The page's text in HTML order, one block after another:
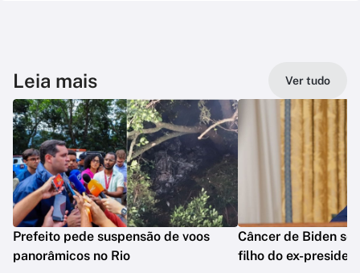
Leia mais Ver tudo
Prefeito pede suspensão de voos
panorâmicos no Rio
Câncer de Biden se
filho do ex-